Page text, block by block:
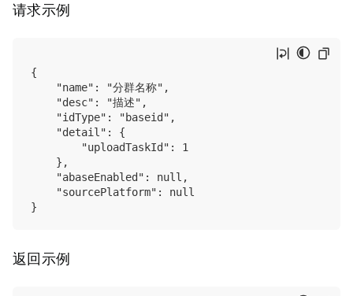
请求示例
{
    "name": "分群名称",
    "desc": "描述",
    "idType": "baseid",
    "detail": {
        "uploadTaskId": 1
    },
    "abaseEnabled": null,
    "sourcePlatform": null
返回示例